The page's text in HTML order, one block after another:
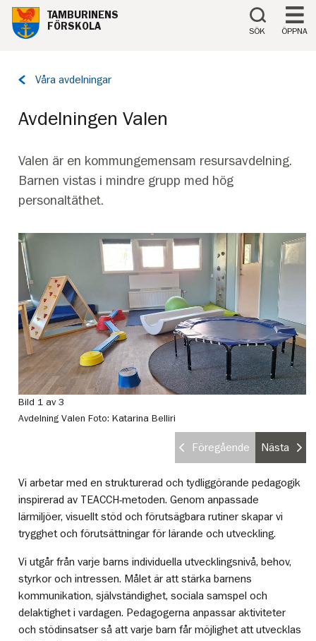
Till innehåll på sidan
TAMBURINENS
FÖRSKOLA
SÖK ÖPPNA
Tillbaka
Våra avdelningar
Avdelningen Valen
Valen är en kommungemensam resursavdelning.
Barnen vistas i mindre grupp med hög
personaltäthet.
Bild 1 av 3
Avdelning ValenFoto: Katarina Belliri
Föregående Nästa
Vi arbetar med en strukturerad och tydliggörande pedagogik
inspirerad av TEACCH-metoden. Genom anpassade
lärmiljöer, visuellt stöd och förutsägbara rutiner skapar vi
trygghet och förutsättningar för lärande och utveckling.
Vi utgår från varje barns individuella utvecklingsnivå, behov,
styrkor och intressen. Målet är att stärka barnens
kommunikation, självständighet, sociala samspel och
delaktighet i vardagen. Pedagogerna anpassar aktiviteter
och stödinsatser så att varje barn får möjlighet att utvecklas